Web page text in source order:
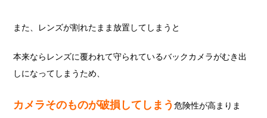
また、レンズが割れたまま放置してしまうと
本来ならレンズに覆われて守られているバックカメラがむき出
しになってしまうため、
カメラそのものが破損してしまう危険性が高まりま